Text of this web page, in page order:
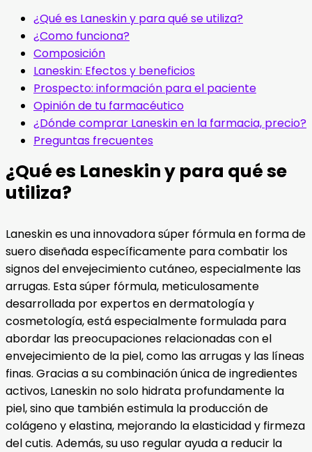
¿Qué es Laneskin y para qué se utiliza?
¿Como funciona?
Composición
Laneskin: Efectos y beneficios
Prospecto: información para el paciente
Opinión de tu farmacéutico
¿Dónde comprar Laneskin en la farmacia, precio?
Preguntas frecuentes
¿Qué es Laneskin y para qué se
utiliza?
Laneskin es una innovadora súper fórmula en forma de
suero diseñada específicamente para combatir los
signos del envejecimiento cutáneo, especialmente las
arrugas. Esta súper fórmula, meticulosamente
desarrollada por expertos en dermatología y
cosmetología, está especialmente formulada para
abordar las preocupaciones relacionadas con el
envejecimiento de la piel, como las arrugas y las líneas
finas. Gracias a su combinación única de ingredientes
activos, Laneskin no solo hidrata profundamente la
piel, sino que también estimula la producción de
colágeno y elastina, mejorando la elasticidad y firmeza
del cutis. Además, su uso regular ayuda a reducir la